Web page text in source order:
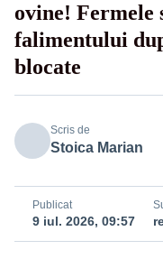
ovine! Fermele
falimentului
blocate
Scris de
Stoica Marian
Publicat
9 iul. 2026, 09:57